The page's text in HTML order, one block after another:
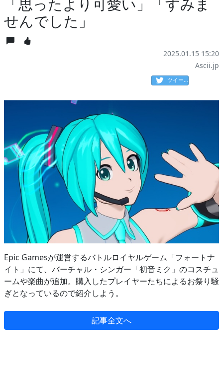
「思ったより可愛い」「すみま
せんでした」
2025.01.15 15:20
Ascii.jp
ツイート
Epic Gamesが運営するバトルロイヤルゲーム「フォートナ
イト」にて、バーチャル・シンガー「初音ミク」のコスチュ
ームや楽曲が追加。購入したプレイヤーたちによるお祭り騒
ぎとなっているので紹介しよう。
記事全文へ